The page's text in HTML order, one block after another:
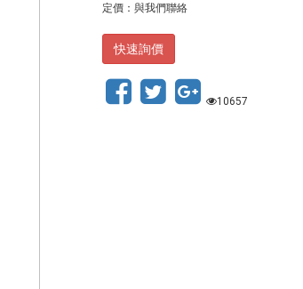
定價：與我們聯絡
快速詢價
10657